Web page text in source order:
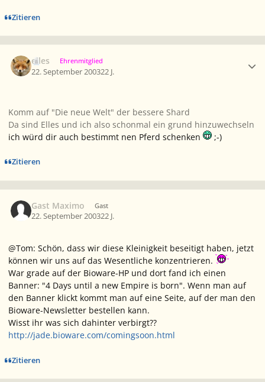
Zitieren
elles Ehrenmitglied
22. September 200322 J.
Komm auf "Die neue Welt" der bessere Shard
Da sind Elles und ich also schonmal ein grund hinzuwechseln
ich würd dir auch bestimmt nen Pferd schenken
;-)
Zitieren
Gast Maximo Gast
22. September 200322 J.
@Tom: Schön, dass wir diese Kleinigkeit beseitigt haben, jetzt
können wir uns auf das Wesentliche konzentrieren.
War grade auf der Bioware-HP und dort fand ich einen
Banner: "4 Days until a new Empire is born". Wenn man auf
den Banner klickt kommt man auf eine Seite, auf der man den
Bioware-Newsletter bestellen kann.
Wisst ihr was sich dahinter verbirgt??
http://jade.bioware.com/comingsoon.html
Zitieren